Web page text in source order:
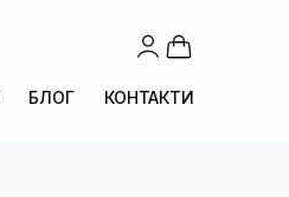
БЛОГ КОНТАКТИ